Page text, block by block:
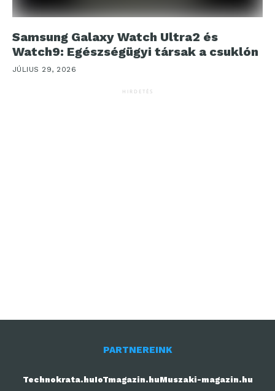
Samsung Galaxy Watch Ultra2 és
Watch9: Egészségügyi társak a csuklón
JÚLIUS 29, 2026
HIRDETÉS
PARTNEREINK
Technokrata.huIoTmagazin.huMuszaki-magazin.hu